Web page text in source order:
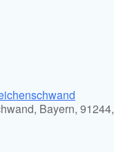
Bayern, 91244,